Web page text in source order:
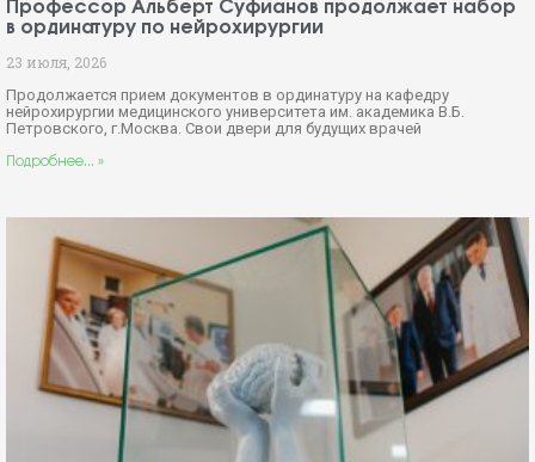
Профессор Альберт Суфианов продолжает набор
в ординатуру по нейрохирургии
23 июля, 2026
Продолжается прием документов в ординатуру на кафедру
нейрохирургии медицинского университета им. академика В.Б.
Петровского, г.Москва. Свои двери для будущих врачей
Подробнее... »